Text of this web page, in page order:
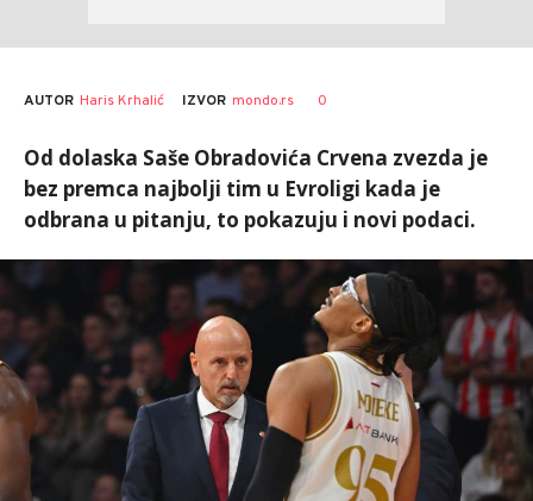
AUTOR Haris Krhalić IZVOR mondo.rs 0
Od dolaska Saše Obradovića Crvena zvezda je
bez premca najbolji tim u Evroligi kada je
odbrana u pitanju, to pokazuju i novi podaci.